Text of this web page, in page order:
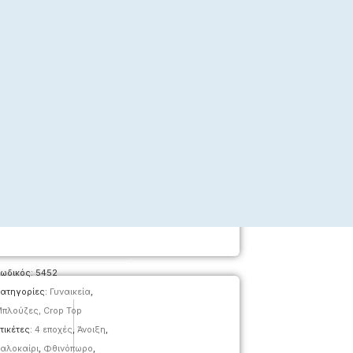
5452
Γυναικεία,
Crop Top
4 εποχές, Άνοιξη,
, Φθινόπωρο,